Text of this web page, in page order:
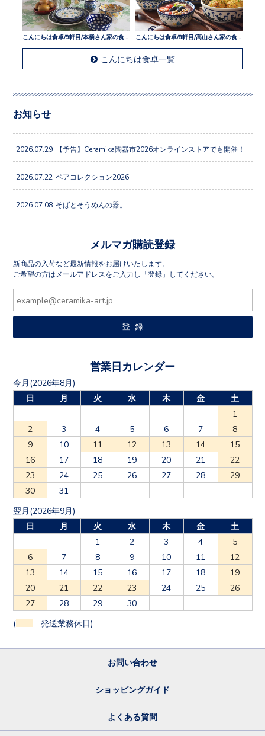
こんにちは食卓/9軒目/本橋さん家の食卓
こんにちは食卓一覧
お知らせ
2026.07.29 【予告】Ceramika陶器市2026オンラインストアでも開催！
2026.07.22 ペアコレクション2026
2026.07.08 そばとそうめんの器。
メルマガ購読登録
新商品の入荷など最新情報をお届けいたします。
ご希望の方はメールアドレスをご入力し「登録」してください。
営業日カレンダー
今月(2026年8月)
日
月 火 水 木 金
土
1
2
3 4 5 6 7
8
9
10 11 12 13 14
15
16
17 18 19 20 21
22
23
24 25 26 27 28
29
30
31
翌月(2026年9月)
日
月 火 水 木 金
土
1
2 3 4
5
6
7 8 9 10 11
12
13
14 15 16 17 18
19
20
21 22 23 24 25
26
27
28 29 30
( 発送業務休日)
お問い合わせ
ショッピングガイド
よくある質問